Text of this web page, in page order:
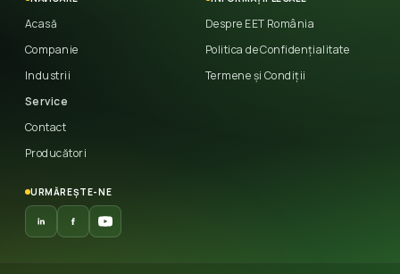
Acasă
Companie
Industrii
Service
Contact
Producători
Despre EET România
Politica de Confidențialitate
Termene și Condiții
URMĂREȘTE-NE